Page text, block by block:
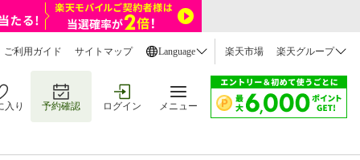
ご利用ガイド サイトマップ Language 楽天市場 楽天グループ
入り 予約確認 ログイン メニュー